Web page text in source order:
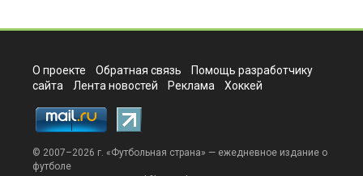
О проекте Обратная связь
Помощь разработчику
сайта
Лента новостей Реклама Хоккей
© 2007–2026 г. «Футбольная страна» — ежедневное издание о
футболе